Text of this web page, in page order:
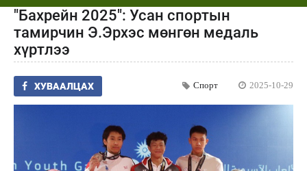
Эхлэл
Улс төр
Нийгэм
Эдийн засаг
Дэлхий
Спорт
Шар
Батаар юу хэлэв
Хэвлэл мэдээллээр
"Бахрейн 2025": Усан спортын
тамирчин Э.Эрхэс мөнгөн медаль
хүртлээ
ХУВААЛЦАХ Спорт 2025-10-29